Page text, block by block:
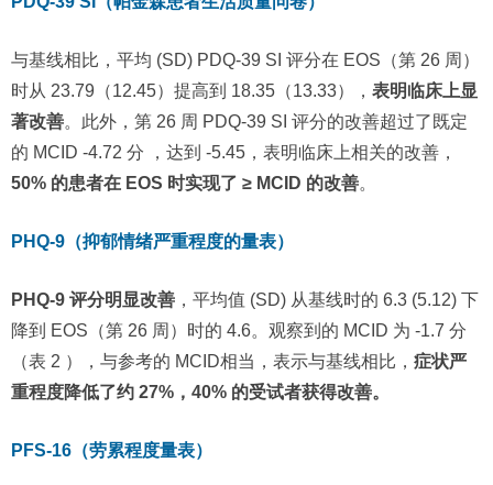
与基线相比，平均 (SD) PDQ-39 SI 评分在 EOS（第 26 周）
时从 23.79（12.45）提高到 18.35（13.33）， 表明临床上显
著改善。此外，第 26 周 PDQ-39 SI 评分的改善超过了既定
的 MCID -4.72 分 ，达到 -5.45，表明临床上相关的改善，
50% 的患者在 EOS 时实现了 ≥ MCID 的改善。
PHQ-9（抑郁情绪严重程度的量表）
PHQ-9 评分明显改善 ，平均值 (SD) 从基线时的 6.3 (5.12) 下
降到 EOS（第 26 周）时的 4.6。观察到的 MCID 为 -1.7 分
（表 2 ），与参考的 MCID相当，表示与基线相比， 症状严
重程度降低了约 27%，40% 的受试者获得改善。
PFS-16（劳累程度量表）